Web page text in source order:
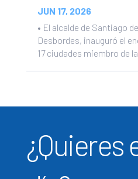
JUN 17, 2026
• El alcalde de Santiago
Desbordes, inauguró el
17 ciudades miembro de
¿Quieres